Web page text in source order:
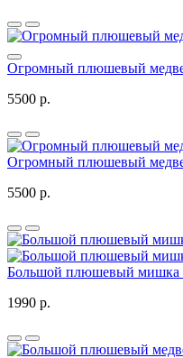
Огромный плюшевый
5500 р.
Огромный плюшевый
5500 р.
Большой плюшевый мишка
1990 р.